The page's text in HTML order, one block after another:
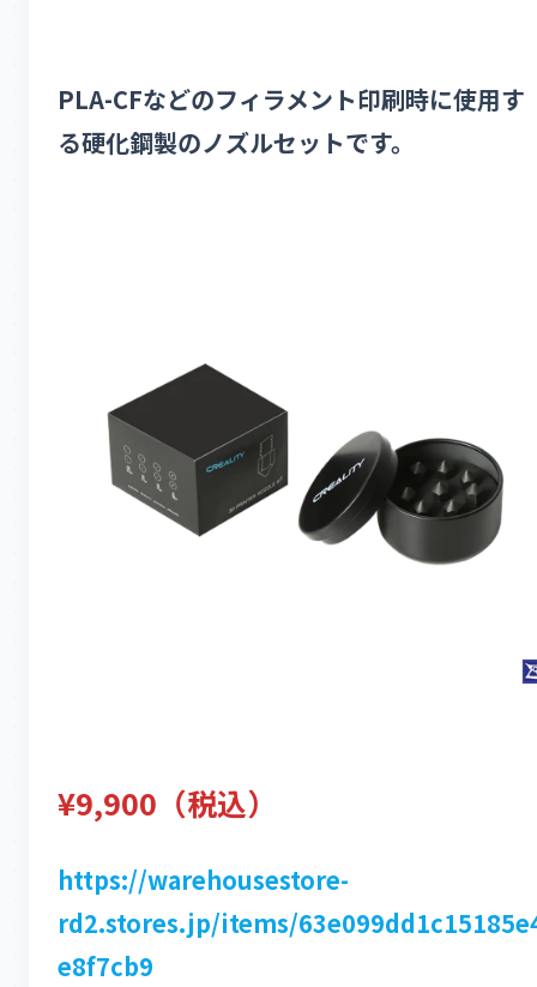
PLA-CFなどのフィラメント印刷時に使用す
る硬化鋼製のノズルセットです。
¥9,900（税込）
https://warehousestore-
rd2.stores.jp/items/
e8f7cb9